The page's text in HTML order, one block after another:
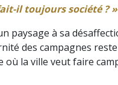
il toujours société ? »
paysage à sa
des campagnes
où la ville veut faire